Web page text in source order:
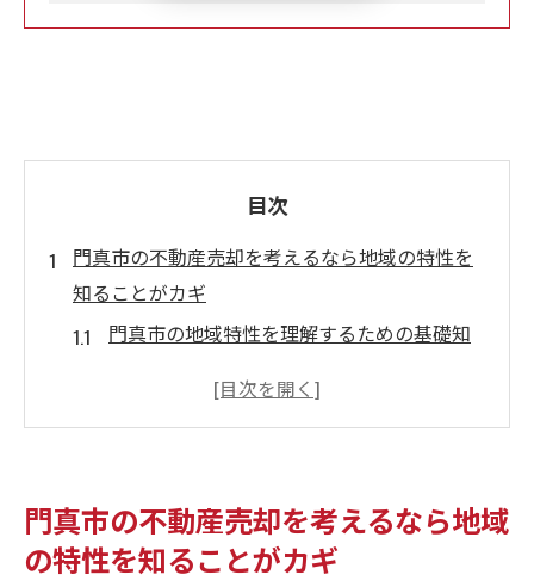
目次
門真市の不動産売却を考えるなら地域の特性を
知ることがカギ
門真市の地域特性を理解するための基礎知
住宅需要が高いエリアの特定方法
門真市の交通アクセスとその重要性
地元のイベントや商業施設が不動産に与え
門真市の不動産売却を考えるなら地域
の特性を知ることがカギ